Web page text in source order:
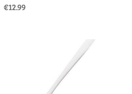
€12.99